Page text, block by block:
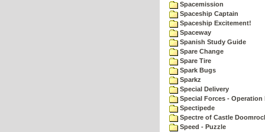
Spacemission
Spaceship Captain
Spaceship Excitement!
Spaceway
Spanish Study Guide
Spare Change
Spare Tire
Spark Bugs
Sparkz
Special Delivery
Special Forces - Operation
Spectipede
Spectre of Castle
Speed - Puzzle